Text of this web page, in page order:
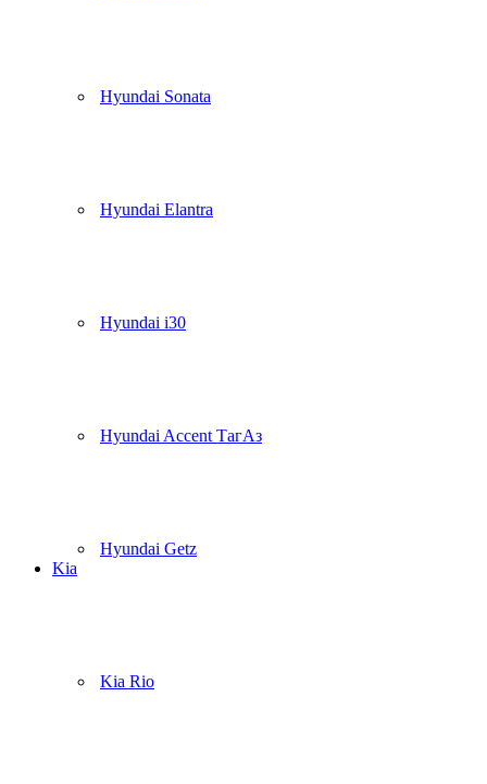
Hyundai Sonata
Hyundai Elantra
Hyundai i30
Hyundai Accent ТагАз
Hyundai Getz
Kia
Kia Rio